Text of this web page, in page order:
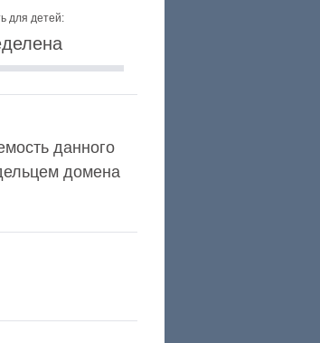
для детей:
данного
домена